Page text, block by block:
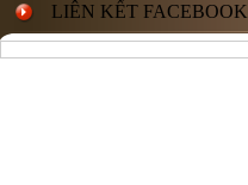
LIÊN KẾT FACEBOOK